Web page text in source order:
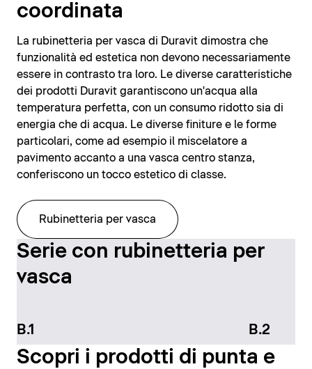
coordinata
La rubinetteria per vasca di Duravit dimostra che
funzionalità ed estetica non devono necessariamente
essere in contrasto tra loro. Le diverse caratteristiche
dei prodotti Duravit garantiscono un'acqua alla
temperatura perfetta, con un consumo ridotto sia di
energia che di acqua. Le diverse finiture e le forme
particolari, come ad esempio il miscelatore a
pavimento accanto a una vasca centro stanza,
conferiscono un tocco estetico di classe.
Rubinetteria per vasca
Serie con rubinetteria per
vasca
B.1 B.2
Scopri i prodotti di punta e